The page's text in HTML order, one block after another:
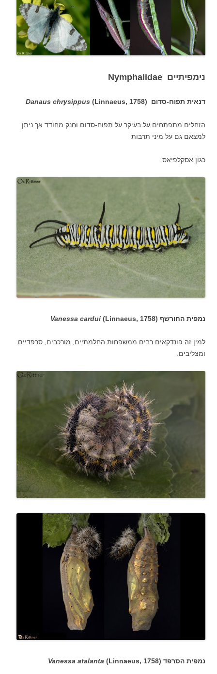
נימפיתיים Nymphalidae
דנאית תפוח-סדום ( Danaus chrysippus (Linnaeus, 1758
הזחלים מתפתחים על בעיקר על תפוח-סדום וחנק מחודד אך ניתן
למצאם גם על מיני תרבות
כגון אסקלפיאס.
נמפית החורשף ( Vanessa cardui (Linnaeus, 1758
למין זה פונדקאים רבים ממשפחות החלמתיים, מורכבים, סרפדיים
ומצליבים.
נמפית הסרפד ( Vanessa atalanta (Linnaeus, 1758